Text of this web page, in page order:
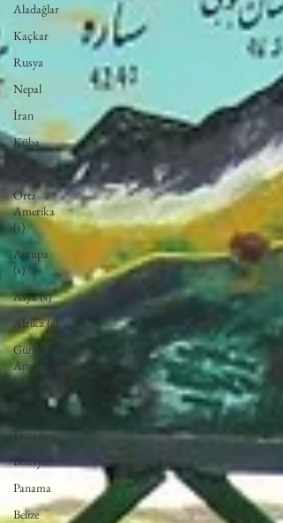
Aladağlar
Kaçkar
Rusya
Nepal
İran
Küba
Tanzanya
Orta
Amerika
(s)
Avrupa
(s)
Asya (s)
Afrika (s)
Güney
Amerika
(s)
Ekvador
Bolivya
Panama
Belize